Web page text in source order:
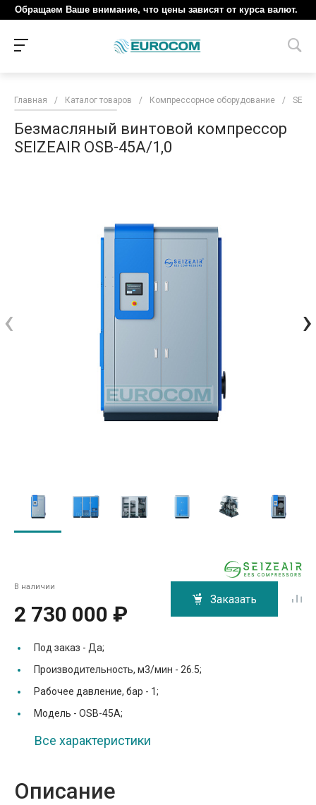
Обращаем Ваше внимание, что цены зависят от курса валют.
Главная / Каталог товаров / Компрессорное оборудование /
Безмасляный винтовой компрессор
SEIZEAIR OSB-45A/1,0
‹ ›
В наличии
2 730 000 ₽
Заказать
Под заказ - Да;
Производительность, м3/мин - 26.5;
Рабочее давление, бар - 1;
Модель - OSB-45A;
Все характеристики
Описание